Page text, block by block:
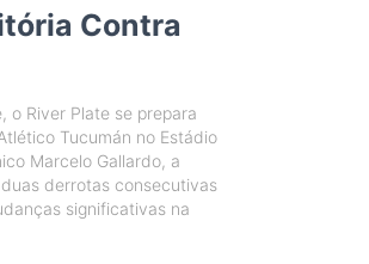
Contra
o River Plate se prepara
Tucumán no Estádio
Marcelo Gallardo, a
derrotas consecutivas
significativas na